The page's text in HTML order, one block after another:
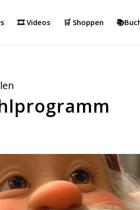
🎞️ Videos 🛒 Shoppen